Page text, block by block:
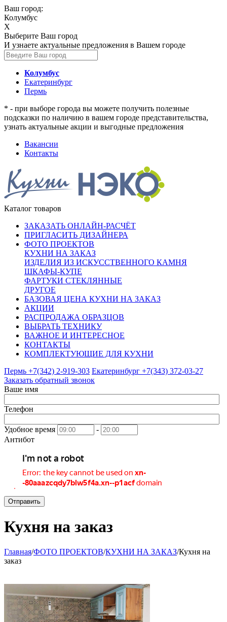
Ваш город:
Колумбус
X
Выберите Ваш город
И узнаете актуальные предложения в Вашем городе
Колумбус
Екатеринбург
Пермь
* - при выборе города вы можете получить полезные
подсказки по наличию в вашем городе представительства,
узнать актуальные акции и выгодные предложения
Вакансии
Контакты
Каталог товаров
ЗАКАЗАТЬ ОНЛАЙН-РАСЧЁТ
ПРИГЛАСИТЬ ДИЗАЙНЕРА
ФОТО ПРОЕКТОВ
КУХНИ НА ЗАКАЗ
ИЗДЕЛИЯ ИЗ ИСКУССТВЕННОГО КАМНЯ
ШКАФЫ-КУПЕ
ФАРТУКИ СТЕКЛЯННЫЕ
ДРУГОЕ
БАЗОВАЯ ЦЕНА КУХНИ НА ЗАКАЗ
АКЦИИ
РАСПРОДАЖА ОБРАЗЦОВ
ВЫБРАТЬ ТЕХНИКУ
ВАЖНОЕ И ИНТЕРЕСНОЕ
КОНТАКТЫ
КОМПЛЕКТУЮЩИЕ ДЛЯ КУХНИ
Пермь +7(342) 2-919-303 Екатеринбург +7(343) 372-03-27
Заказать обратный звонок
Ваше имя
Телефон
Удобное время
-
Антибот
Отправить
Кухня на заказ
Главная/ФОТО ПРОЕКТОВ/КУХНИ НА ЗАКАЗ/Кухня на
заказ